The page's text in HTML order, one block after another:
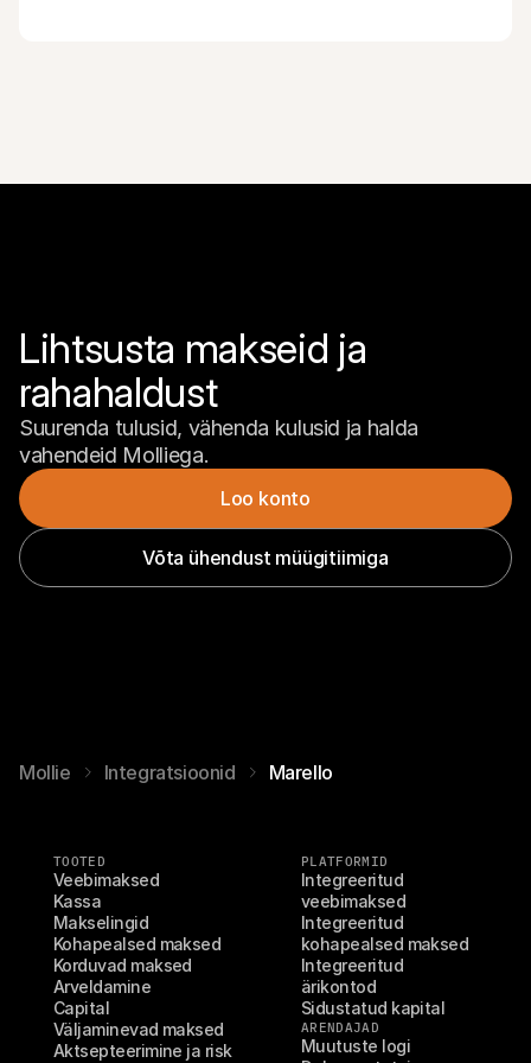
Lihtsusta makseid ja
rahahaldust
Suurenda tulusid, vähenda kulusid ja halda
vahendeid Molliega.
Loo konto
Võta ühendust müügitiimiga
Mollie Integratsioonid Marello
TOOTED
Veebimaksed
Kassa
Makselingid
Kohapealsed maksed
Korduvad maksed
Arveldamine
Capital
Väljaminevad maksed
Aktsepteerimine ja risk
PLATFORMID
Integreeritud
veebimaksed
Integreeritud
kohapealsed maksed
Integreeritud
ärikontod
Sidustatud kapital
ARENDAJAD
Muutuste logi